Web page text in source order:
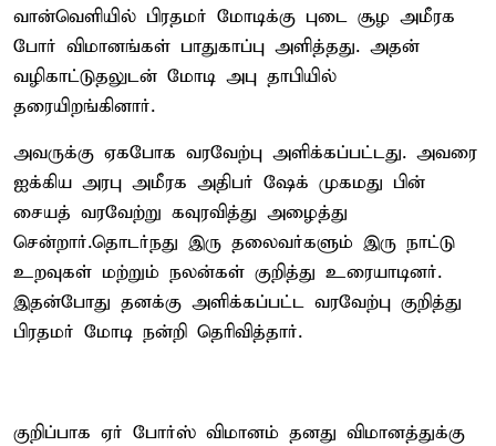
வான்வெளியில் பிரதமர் மோடிக்கு புடை சூழ அமீரக
போர் விமானங்கள் பாதுகாப்பு அளித்தது. அதன்
வழிகாட்டுதலுடன் மோடி அபு தாபியில்
தரையிறங்கினார்.
அவருக்கு ஏகபோக வரவேற்பு அளிக்கப்பட்டது. அவரை
ஐக்கிய அரபு அமீரக அதிபர் ஷேக் முகமது பின்
சையத் வரவேற்று கவுரவித்து அழைத்து
சென்றார்.தொடர்நது இரு தலைவர்களும் இரு நாட்டு
உறவுகள் மற்றும் நலன்கள் குறித்து உரையாடினர்.
இதன்போது தனக்கு அளிக்கப்பட்ட வரவேற்பு குறித்து
பிரதமர் மோடி நன்றி தெரிவித்தார்.
குறிப்பாக ஏர் போர்ஸ் விமானம் தனது விமானத்துக்கு